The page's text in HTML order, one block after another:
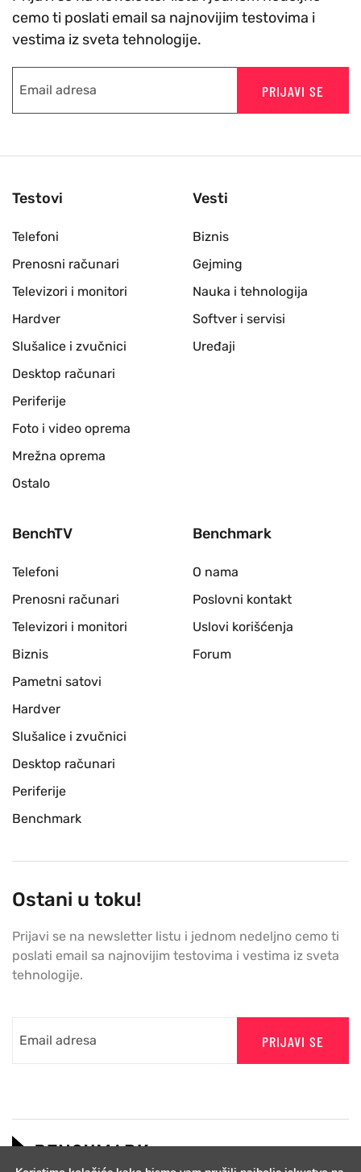
cemo ti poslati email sa najnovijim testovima i
vestima iz sveta tehnologije.
PRIJAVI SE
Testovi
Telefoni
Prenosni računari
Televizori i monitori
Hardver
Slušalice i zvučnici
Desktop računari
Periferije
Foto i video oprema
Mrežna oprema
Ostalo
Vesti
Biznis
Gejming
Nauka i tehnologija
Softver i servisi
Uređaji
BenchTV
Telefoni
Prenosni računari
Televizori i monitori
Biznis
Pametni satovi
Hardver
Slušalice i zvučnici
Desktop računari
Periferije
Benchmark
Benchmark
O nama
Poslovni kontakt
Uslovi korišćenja
Forum
Ostani u toku!
Prijavi se na newsletter listu i jednom nedeljno cemo ti
poslati email sa najnovijim testovima i vestima iz sveta
tehnologije.
PRIJAVI SE